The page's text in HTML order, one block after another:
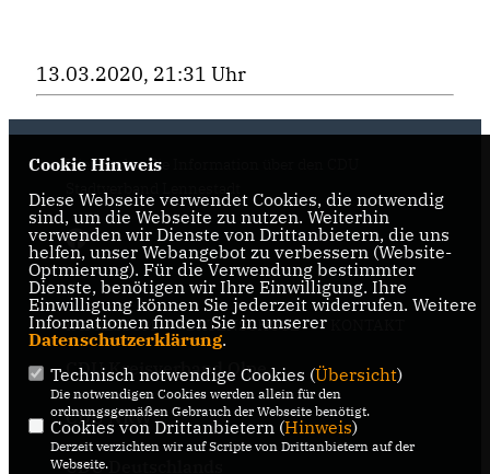
13.03.2020, 21:31 Uhr
Hier finden Sie Information über den CDU
Stadtverband Lennestadt
IMPRESSUM DATENSCHUTZ
CDU Kreisverband Olpe
CDU NRW
CDU Deutschlands
Cookie Hinweis
Diese Webseite verwendet Cookies, die notwendig
sind, um die Webseite zu nutzen. Weiterhin
verwenden wir Dienste von Drittanbietern, die uns
helfen, unser Webangebot zu verbessern (Website-
Optmierung). Für die Verwendung bestimmter
Dienste, benötigen wir Ihre Einwilligung. Ihre
Einwilligung können Sie jederzeit widerrufen. Weitere
Informationen finden Sie in unserer
Datenschutzerklärung.
Technisch notwendige Cookies (Übersicht)
Die notwendigen Cookies werden allein für den
ordnungsgemäßen Gebrauch der Webseite benötigt.
Cookies von Drittanbietern (Hinweis)
Derzeit verzichten wir auf Scripte von Drittanbietern auf der
Webseite.